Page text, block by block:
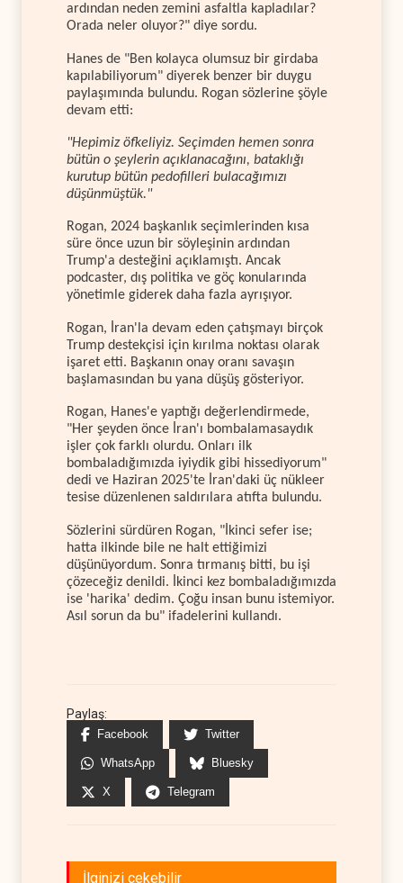
ardından neden zemini asfaltla kapladılar?
Orada neler oluyor?" diye sordu.
Hanes de "Ben kolayca olumsuz bir girdaba
kapılabiliyorum" diyerek benzer bir duygu
paylaşımında bulundu. Rogan sözlerine şöyle
devam etti:
"Hepimiz öfkeliyiz. Seçimden hemen sonra
bütün o şeylerin açıklanacağını, bataklığı
kurutup bütün pedofilleri bulacağımızı
düşünmüştük."
Rogan, 2024 başkanlık seçimlerinden kısa
süre önce uzun bir söyleşinin ardından
Trump'a desteğini açıklamıştı. Ancak
podcaster, dış politika ve göç konularında
yönetimle giderek daha fazla ayrışıyor.
Rogan, İran'la devam eden çatışmayı birçok
Trump destekçisi için kırılma noktası olarak
işaret etti. Başkanın onay oranı savaşın
başlamasından bu yana düşüş gösteriyor.
Rogan, Hanes'e yaptığı değerlendirmede,
"Her şeyden önce İran'ı bombalamasaydık
işler çok farklı olurdu. Onları ilk
bombaladığımızda iyiydik gibi hissediyorum"
dedi ve Haziran 2025'te İran'daki üç nükleer
tesise düzenlenen saldırılara atıfta bulundu.
Sözlerini sürdüren Rogan, "İkinci sefer ise;
hatta ilkinde bile ne halt ettiğimizi
düşünüyordum. Sonra tırmanış bitti, bu işi
çözeceğiz denildi. İkinci kez bombaladığımızda
ise 'harika' dedim. Çoğu insan bunu istemiyor.
Asıl sorun da bu" ifadelerini kullandı.
Paylaş:
Facebook Twitter
WhatsApp Bluesky
X Telegram
İlginizi çekebilir